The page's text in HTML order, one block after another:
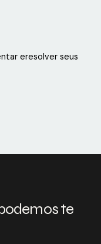
eresolver seus
te